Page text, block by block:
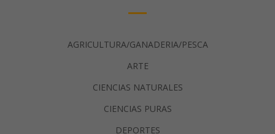
AGRICULTURA/GANADERIA/PESCA
ARTE
CIENCIAS NATURALES
CIENCIAS PURAS
DEPORTES